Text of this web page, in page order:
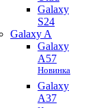
Galaxy
S24
Galaxy A
Galaxy
A57
Новинка
Galaxy
A37